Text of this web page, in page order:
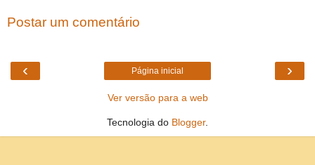
Postar um comentário
‹ ›
Página inicial
Ver versão para a web
Tecnologia do Blogger.